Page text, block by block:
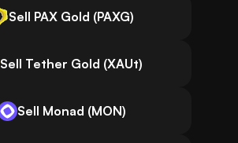
Sell PAX Gold (PAXG)
Sell Tether Gold (XAUt)
Sell Monad (MON)